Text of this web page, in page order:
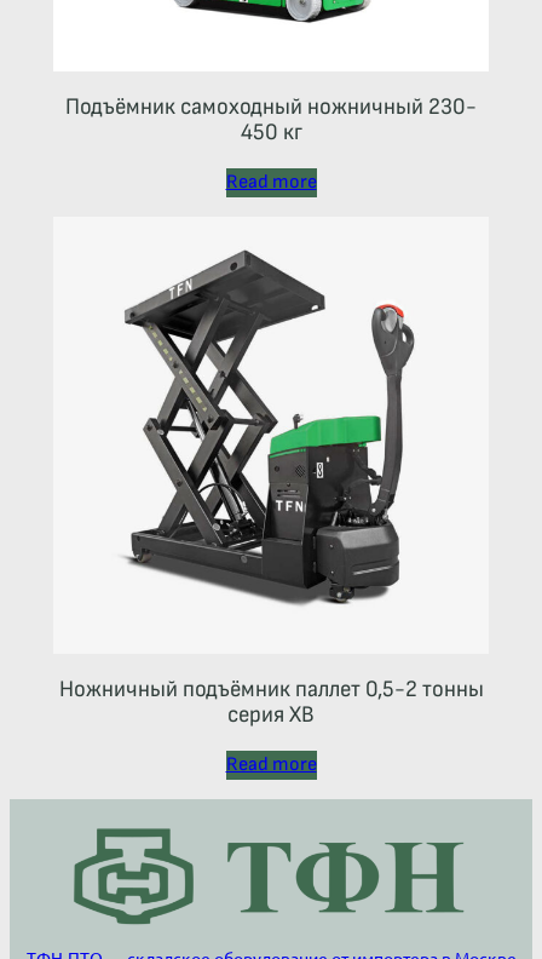
Подъёмник самоходный ножничный 230-
450 кг
Read more
Ножничный подъёмник паллет 0,5-2 тонны
серия ХВ
Read more